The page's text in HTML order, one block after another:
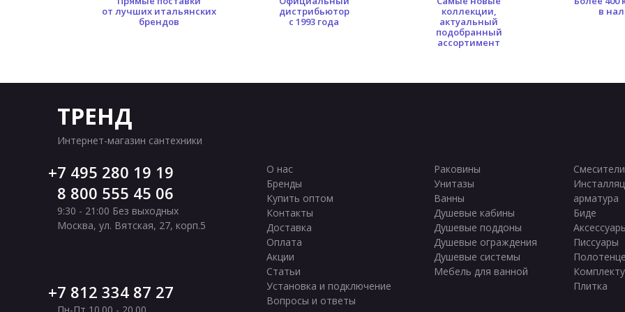
от лучших итальянских
брендов
дистрибьютор
с 1993 года
коллекции,
актуальный
подобранный
ассортимент
в
ТРЕНД
Интернет-магазин сантехники
7 495 280 19 19
8 800 555 45 06
9:30 - 21:00 Без выходных
Москва, ул. Вятская, 27, корп.5
7 812 334 87 27
Пн-Пт 10.00 - 20.00
О нас
Бренды
Купить оптом
Контакты
Доставка
Оплата
Акции
Статьи
Установка и подключение
Вопросы и ответы
Раковины
Унитазы
Ванны
Душевые кабины
Душевые поддоны
Душевые ограждения
Душевые системы
Мебель для ванной
Смесители
арматура
Биде
Писсуары
Плитка